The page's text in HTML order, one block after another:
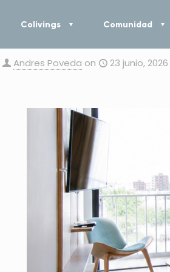
Colivings Comunidad
Andres Poveda on 23 junio, 2026